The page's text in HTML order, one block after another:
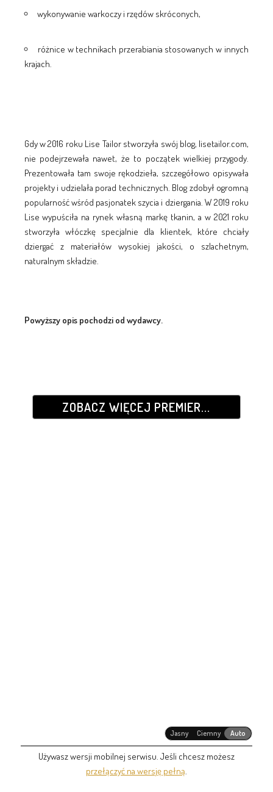
wykonywanie warkoczy i rzędów skróconych,
różnice w technikach przerabiania stosowanych w innych
krajach.
Gdy w 2016 roku Lise Tailor stworzyła swój blog, lisetailor.com,
nie podejrzewała nawet, że to początek wielkiej przygody.
Prezentowała tam swoje rękodzieła, szczegółowo opisywała
projekty i udzielała porad technicznych. Blog zdobył ogromną
popularność wśród pasjonatek szycia i dziergania. W 2019 roku
Lise wypuściła na rynek własną markę tkanin, a w 2021 roku
stworzyła włóczkę specjalnie dla klientek, które chciały
dziergać z materiałów wysokiej jakości, o szlachetnym,
naturalnym składzie.
Powyższy opis pochodzi od wydawcy.
ZOBACZ WIĘCEJ PREMIER...
Jasny Ciemny Auto
Używasz wersji mobilnej serwisu. Jeśli chcesz możesz
przełączyć na wersję pełną